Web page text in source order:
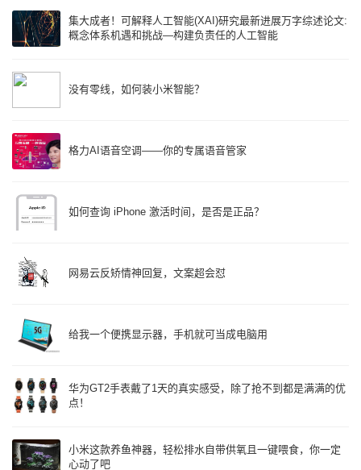
集大成者！可解释人工智能(XAI)研究最新进展万字综述论文:
概念体系机遇和挑战—构建负责任的人工智能
没有零线，如何装小米智能？
格力AI语音空调——你的专属语音管家
如何查询 iPhone 激活时间，是否是正品？
网易云反矫情神回复，文案超会怼
给我一个便携显示器，手机就可当成电脑用
华为GT2手表戴了1天的真实感受，除了抢不到都是满满的优
点！
小米这款养鱼神器，轻松排水自带供氧且一键喂食，你一定
心动了吧